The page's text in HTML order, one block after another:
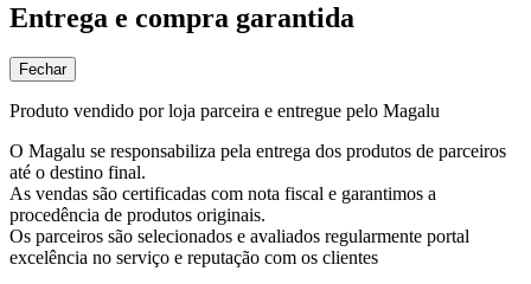
Entrega e compra garantida
Fechar
Produto vendido por loja parceira e entregue pelo Magalu
O Magalu se responsabiliza pela entrega dos produtos de parceiros
até o destino final.
As vendas são certificadas com nota fiscal e garantimos a
procedência de produtos originais.
Os parceiros são selecionados e avaliados regularmente portal
excelência no serviço e reputação com os clientes